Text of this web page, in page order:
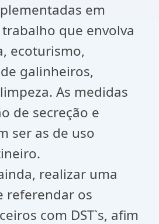
em
que envolva
ecoturismo,
galinheiros,
As medidas
de secreção e
ser as de uso
realizar uma
referendar os
com DST`s, afim